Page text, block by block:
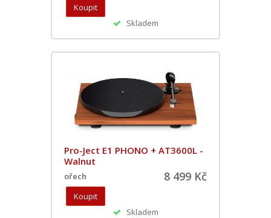
Skladem
Pro-Ject E1 PHONO + AT3600L -
Walnut
ořech 8 499 Kč
Skladem